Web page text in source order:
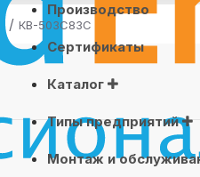
Производство
Сертификаты
Каталог
Типы предприятий
Монтаж и
КВ-503C83C